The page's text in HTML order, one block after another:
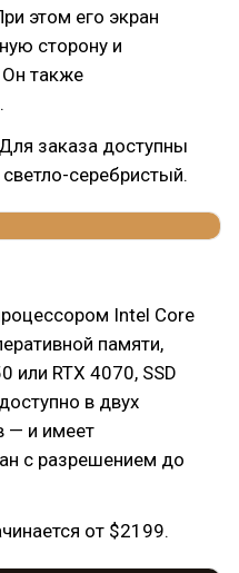
этом его экран
сторону и
Он также
заказа доступны
серебристый.
Intel Core
памяти,
или RTX 4070, SSD
в двух
— и имеет
с разрешением до
от $2199.